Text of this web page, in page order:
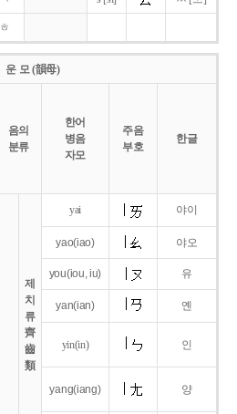
ㅎ
운 모 (韻母)
음의
분류
한어
병음
자모
주음
부호
한글
제
치
류
齊
齒
類
yai 야이
yao(iao) 야오
you(iou,iu) 유
yan(ian) 옌
yin(in) 인
yang(iang) 양